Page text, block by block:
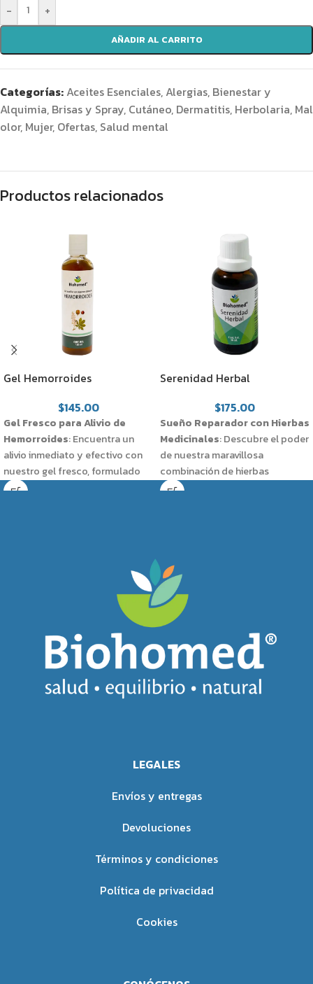
- +
AÑADIR AL CARRITO
Categorías: Aceites Esenciales, Alergias, Bienestar y
Alquimia, Brisas y Spray, Cutáneo, Dermatitis, Herbolaria, Mal
olor, Mujer, Ofertas, Salud mental
Productos relacionados
Gel Hemorroides
$145.00
Gel Fresco para Alivio de
Hemorroides: Encuentra un
alivio inmediato y efectivo con
nuestro gel fresco, formulado
específicamente para auxiliar en
desinflamar la zona afectada.
Proporciona alivio rápido del
dolor y la irritación causados
por las hemorroides.
Ayuda a reducir la inflamación y
promueve una recuperación
más cómoda.
seguro, evitando irritaciones
y para uso regular en el
Adecuado para personas que
Serenidad Herbal
$175.00
Sueño Reparador con Hierbas
Medicinales: Descubre el poder
de nuestra maravillosa
combinación de hierbas
medicinales, cuidadosamente
noches de descanso pleno sin
riesgo de adicción.
Beneficios
Ayuda a conciliar el sueño de
manera natural.
Promueve una relajación
profunda para un descanso de
calidad.
Seguro y Eficaz
causen adicción.
alternativas naturales para
Uso Recomendado
Tomar según las indicaciones
antes de dormir para maximizar
los beneficios.
LEGALES
Envíos y entregas
Devoluciones
Términos y condiciones
Política de privacidad
Cookies